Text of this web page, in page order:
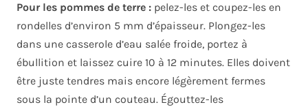
Pour les pommes de terre : pelez-les et coupez-les en
rondelles d’environ 5 mm d’épaisseur. Plongez-les
dans une casserole d’eau salée froide, portez à
ébullition et laissez cuire 10 à 12 minutes. Elles doivent
être juste tendres mais encore légèrement fermes
sous la pointe d’un couteau. Égouttez-les